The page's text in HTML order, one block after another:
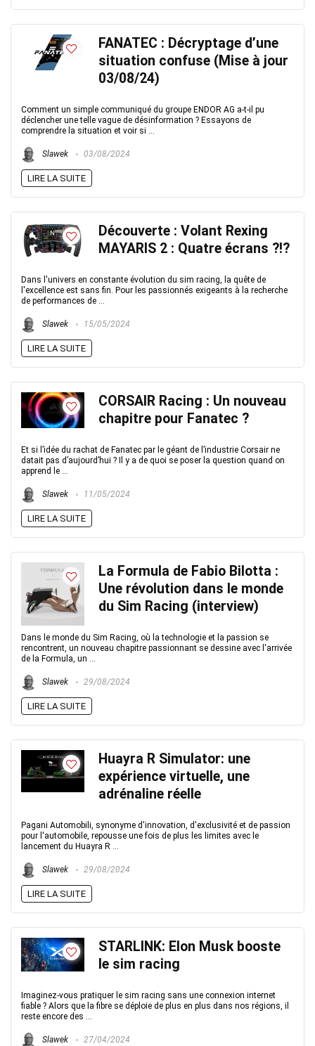
FANATEC : Décryptage d’une
situation confuse (Mise à jour
03/08/24)
Comment un simple communiqué du groupe ENDOR AG a-t-il pu
déclencher une telle vague de désinformation ? Essayons de
comprendre la situation et voir si ...
Slawek 03/08/2024
LIRE LA SUITE
Découverte : Volant Rexing
MAYARIS 2 : Quatre écrans ?!?
Dans l'univers en constante évolution du sim racing, la quête de
l'excellence est sans fin. Pour les passionnés exigeants à la recherche
de performances de ...
Slawek 15/05/2024
LIRE LA SUITE
CORSAIR Racing : Un nouveau
chapitre pour Fanatec ?
Et si l’idée du rachat de Fanatec par le géant de l’industrie Corsair ne
datait pas d’aujourd’hui ? Il y a de quoi se poser la question quand on
apprend le ...
Slawek 11/05/2024
LIRE LA SUITE
La Formula de Fabio Bilotta :
Une révolution dans le monde
du Sim Racing (interview)
Dans le monde du Sim Racing, où la technologie et la passion se
rencontrent, un nouveau chapitre passionnant se dessine avec l'arrivée
de la Formula, un ...
Slawek 29/08/2024
LIRE LA SUITE
Huayra R Simulator: une
expérience virtuelle, une
adrénaline réelle
Pagani Automobili, synonyme d'innovation, d'exclusivité et de passion
pour l'automobile, repousse une fois de plus les limites avec le
lancement du Huayra R ...
Slawek 29/08/2024
LIRE LA SUITE
STARLINK: Elon Musk booste
le sim racing
Imaginez-vous pratiquer le sim racing sans une connexion internet
fiable ? Alors que la fibre se déploie de plus en plus dans nos régions, il
reste encore des ...
Slawek 27/04/2024